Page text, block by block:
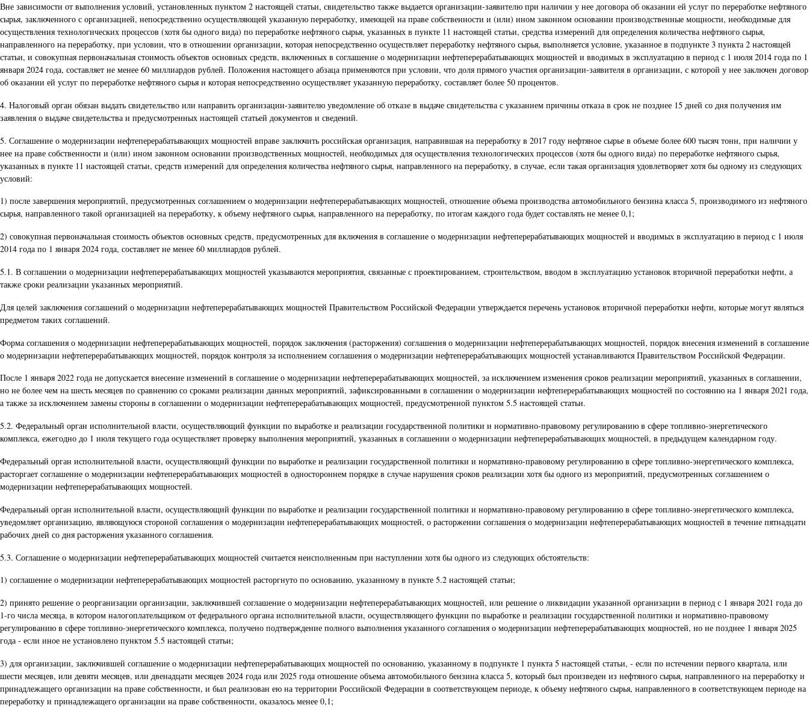
Вне зависимости от выполнения условий, установленных пунктом 2 настоящей статьи, свидетельство также выдается организации-заявителю при наличии у нее договора об оказании ей услуг по переработке нефтяного
сырья, заключенного с организацией, непосредственно осуществляющей указанную переработку, имеющей на праве собственности и (или) ином законном основании производственные мощности, необходимые для
осуществления технологических процессов (хотя бы одного вида) по переработке нефтяного сырья, указанных в пункте 11 настоящей статьи, средства измерений для определения количества нефтяного сырья,
направленного на переработку, при условии, что в отношении организации, которая непосредственно осуществляет переработку нефтяного сырья, выполняется условие, указанное в подпункте 3 пункта 2 настоящей
статьи, и совокупная первоначальная стоимость объектов основных средств, включенных в соглашение о модернизации нефтеперерабатывающих мощностей и вводимых в эксплуатацию в период с 1 июля 2014 года по 1
января 2024 года, составляет не менее 60 миллиардов рублей. Положения настоящего абзаца применяются при условии, что доля прямого участия организации-заявителя в организации, с которой у нее заключен договор
об оказании ей услуг по переработке нефтяного сырья и которая непосредственно осуществляет указанную переработку, составляет более 50 процентов.
4. Налоговый орган обязан выдать свидетельство или направить организации-заявителю уведомление об отказе в выдаче свидетельства с указанием причины отказа в срок не позднее 15 дней со дня получения им
заявления о выдаче свидетельства и предусмотренных настоящей статьей документов и сведений.
5. Соглашение о модернизации нефтеперерабатывающих мощностей вправе заключить российская организация, направившая на переработку в 2017 году нефтяное сырье в объеме более 600 тысяч тонн, при наличии у
нее на праве собственности и (или) ином законном основании производственных мощностей, необходимых для осуществления технологических процессов (хотя бы одного вида) по переработке нефтяного сырья,
указанных в пункте 11 настоящей статьи, средств измерений для определения количества нефтяного сырья, направленного на переработку, в случае, если такая организация удовлетворяет хотя бы одному из следующих
условий:
1) после завершения мероприятий, предусмотренных соглашением о модернизации нефтеперерабатывающих мощностей, отношение объема производства автомобильного бензина класса 5, производимого из нефтяного
сырья, направленного такой организацией на переработку, к объему нефтяного сырья, направленного на переработку, по итогам каждого года будет составлять не менее 0,1;
2) совокупная первоначальная стоимость объектов основных средств, предусмотренных для включения в соглашение о модернизации нефтеперерабатывающих мощностей и вводимых в эксплуатацию в период с 1 июля
2014 года по 1 января 2024 года, составляет не менее 60 миллиардов рублей.
5.1. В соглашении о модернизации нефтеперерабатывающих мощностей указываются мероприятия, связанные с проектированием, строительством, вводом в эксплуатацию установок вторичной переработки нефти, а
также сроки реализации указанных мероприятий.
Для целей заключения соглашений о модернизации нефтеперерабатывающих мощностей Правительством Российской Федерации утверждается перечень установок вторичной переработки нефти, которые могут являться
предметом таких соглашений.
Форма соглашения о модернизации нефтеперерабатывающих мощностей, порядок заключения (расторжения) соглашения о модернизации нефтеперерабатывающих мощностей, порядок внесения изменений в соглашение
о модернизации нефтеперерабатывающих мощностей, порядок контроля за исполнением соглашения о модернизации нефтеперерабатывающих мощностей устанавливаются Правительством Российской Федерации.
После 1 января 2022 года не допускается внесение изменений в соглашение о модернизации нефтеперерабатывающих мощностей, за исключением изменения сроков реализации мероприятий, указанных в соглашении,
но не более чем на шесть месяцев по сравнению со сроками реализации данных мероприятий, зафиксированными в соглашении о модернизации нефтеперерабатывающих мощностей по состоянию на 1 января 2021 года,
а также за исключением замены стороны в соглашении о модернизации нефтеперерабатывающих мощностей, предусмотренной пунктом 5.5 настоящей статьи.
5.2. Федеральный орган исполнительной власти, осуществляющий функции по выработке и реализации государственной политики и нормативно-правовому регулированию в сфере топливно-энергетического
комплекса, ежегодно до 1 июля текущего года осуществляет проверку выполнения мероприятий, указанных в соглашении о модернизации нефтеперерабатывающих мощностей, в предыдущем календарном году.
Федеральный орган исполнительной власти, осуществляющий функции по выработке и реализации государственной политики и нормативно-правовому регулированию в сфере топливно-энергетического комплекса,
расторгает соглашение о модернизации нефтеперерабатывающих мощностей в одностороннем порядке в случае нарушения сроков реализации хотя бы одного из мероприятий, предусмотренных соглашением о
модернизации нефтеперерабатывающих мощностей.
Федеральный орган исполнительной власти, осуществляющий функции по выработке и реализации государственной политики и нормативно-правовому регулированию в сфере топливно-энергетического комплекса,
уведомляет организацию, являющуюся стороной соглашения о модернизации нефтеперерабатывающих мощностей, о расторжении соглашения о модернизации нефтеперерабатывающих мощностей в течение пятнадцати
рабочих дней со дня расторжения указанного соглашения.
5.3. Соглашение о модернизации нефтеперерабатывающих мощностей считается неисполненным при наступлении хотя бы одного из следующих обстоятельств:
1) соглашение о модернизации нефтеперерабатывающих мощностей расторгнуто по основанию, указанному в пункте 5.2 настоящей статьи;
2) принято решение о реорганизации организации, заключившей соглашение о модернизации нефтеперерабатывающих мощностей, или решение о ликвидации указанной организации в период с 1 января 2021 года до
1-го числа месяца, в котором налогоплательщиком от федерального органа исполнительной власти, осуществляющего функции по выработке и реализации государственной политики и нормативно-правовому
регулированию в сфере топливно-энергетического комплекса, получено подтверждение полного выполнения указанного соглашения о модернизации нефтеперерабатывающих мощностей, но не позднее 1 января 2025
года - если иное не установлено пунктом 5.5 настоящей статьи;
3) для организации, заключившей соглашение о модернизации нефтеперерабатывающих мощностей по основанию, указанному в подпункте 1 пункта 5 настоящей статьи, - если по истечении первого квартала, или
шести месяцев, или девяти месяцев, или двенадцати месяцев 2024 года или 2025 года отношение объема автомобильного бензина класса 5, который был произведен из нефтяного сырья, направленного на переработку и
принадлежащего организации на праве собственности, и был реализован ею на территории Российской Федерации в соответствующем периоде, к объему нефтяного сырья, направленного в соответствующем периоде на
переработку и принадлежащего организации на праве собственности, оказалось менее 0,1;